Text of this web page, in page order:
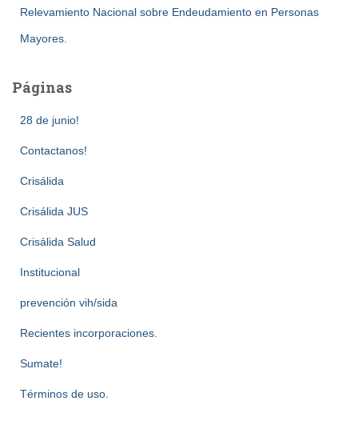
Relevamiento Nacional sobre Endeudamiento en Personas
Mayores.
Páginas
28 de junio!
Contactanos!
Crisálida
Crisálida JUS
Crisálida Salud
Institucional
prevención vih/sida
Recientes incorporaciones.
Sumate!
Términos de uso.